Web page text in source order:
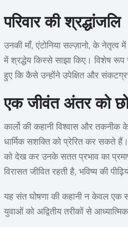
परिवार की श्रद्धांजलि
उनकी माँ, एंटोनिया सल्ज़ानो, के नेतृत्व में
में श्रद्धेय किस्से साझा किए। विशेष रूप
हुए कि कैसे उन्होंने उपेक्षित और
एक जीवंत अंतर को
कार्लो की कहानी विश्वास और
धार्मिक सशक्ति को प्रेरित कर सकते
को देख कर उनके सतत प्रभाव का
विरासत जीवित रहती है, भविष्य की
यह संत घोषणा की कहानी न केवल एक
युवाओं को अद्वितीय तरीकों से